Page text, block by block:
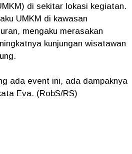
di sekitar lokasi kegiatan.
UMKM di kawasan
mengaku merasakan
kunjungan wisatawan
ada event ini, ada dampaknya
Eva. (RobS/RS)